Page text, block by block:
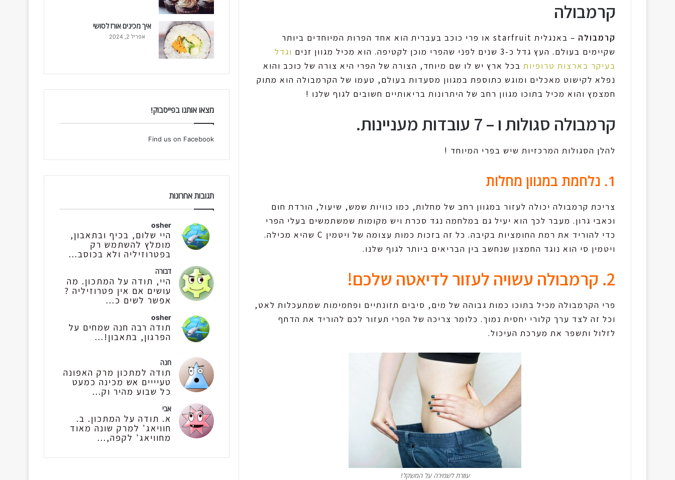
קרמבולה
קרמבולה
– באנגלית starfruit או פרי כוכב בעברית הוא אחד הפרות המיוחדים ביותר
שקיימים בעולם. העץ גדל כ-3 שנים לפני שהפרי מוכן לקטיפה. הוא מכיל מגוון זנים
וגדל
בעיקר בארצות טרופיות בכל ארץ יש לו שם מיוחד, הצורה של הפרי היא צורה של כוכב והוא
נפלא לקישוט מאכלים ומוגש כתוספת במגוון מסעדות בעולם, טעמו של הקרמבולה הוא מתוק
חמצמץ והוא מכיל בתוכו מגוון רחב של היתרונות בריאותיים חשובים לגוף שלנו !
קרמבולה סגולות ו – 7 עובדות מעניינות.
להלן הסגולות המרכזיות שיש בפרי המיוחד !
1. נלחמת במגוון מחלות
צריכת קרמבולה יכולה לעזור במגוון רחב של מחלות, כמו כוויות שמש, שיעול, הורדת חום
וכאבי גרון. מעבר לכך הוא יעיל גם במלחמה נגד סכרת ויש מקומות שמשתמשים בעלי הפרי
כדי להוריד את רמת החומציות בקיבה. כל זה בזכות כמות עצומה של ויטמין C שהיא מכילה.
ויטמין סי הוא נוגד החמצון שנחשב בין הבריאים ביותר לגוף שלנו.
2. קרמבולה עשויה לעזור לדיאטה שלכם!
פרי הקרמבולה מכיל בתוכו כמות גבוהה של מים, סיבים תזונתיים ופחמימות שמתעכלות לאט,
וכל זה לצד ערך קלורי יחסית נמוך. כלומר צריכה של הפרי תעזור לכם להוריד את הדחף
לזלול ותשפר את מערכת העיכול.
עוזרת לשמירה על המשקל!
איך מכינים אורז לסושי
אפריל 2, 2024
מצאו אותנו בפייסבוק!
Find us on Facebook
תגובות אחרונות
osher
היי שלום, בכיף ובתאבון,
מומלץ להשתמש רק
בפטרוזיליה ולא בכוסב...
דבורה
היי, תודה על המתכון. מה
עושים אם אין פטרוזיליה ?
אפשר לשים כ...
osher
תודה רבה חנה שמחים על
הפרגון, בתאבון!...
חנה
תודה למתכון מרק האפונה
טעיייים אש מכינה כמעט
כל שבוע מהיר וק...
אבי
א. תודה על המתכון. ב.
חוויאג' למרק שונה מאוד
מחוויאג' לקפה,...